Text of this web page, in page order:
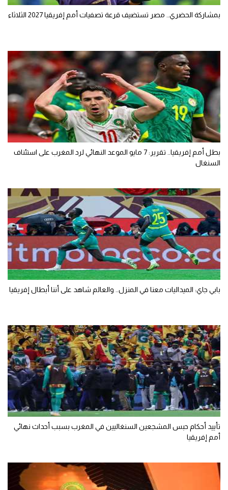
بمشاركة الحضري.. مصر تستضيف قرعة تصفيات أمم إفريقيا 2027 الثلاثاء
بطل أمم إفريقيا.. تقرير: 7 مايو الموعد النهائي لرد المغرب على استئناف
السنغال
بابي جاي: الميداليات معنا في المنزل.. والعالم شاهد على أننا أبطال إفريقيا
تأييد أحكام حبس المشجعين السنغاليين في المغرب بسبب أحداث نهائي
أمم إفريقيا